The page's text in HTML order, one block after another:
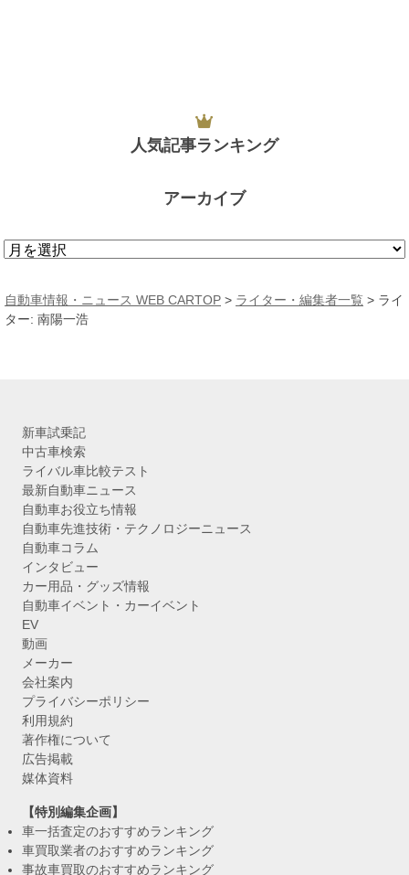
人気記事ランキング
アーカイブ
ア
カ
イ
自動車情報・ニュース WEB CARTOP > ライター・編集者一覧 > ライ
ター: 南陽一浩
新車試乗記
中古車検索
ライバル車比較テスト
最新自動車ニュース
自動車お役立ち情報
自動車先進技術・テクノロジーニュース
自動車コラム
インタビュー
カー用品・グッズ情報
自動車イベント・カーイベント
EV
動画
メーカー
会社案内
プライバシーポリシー
利用規約
著作権について
広告掲載
媒体資料
【特別編集企画】
車一括査定のおすすめランキング
車買取業者のおすすめランキング
事故車買取のおすすめランキング